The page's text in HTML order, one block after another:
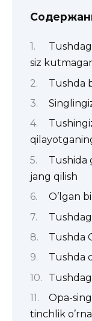
siz
Tushda
Tushida
jang qilish
O’lgan
Tushda
Tushda
Opa-
tinchlik